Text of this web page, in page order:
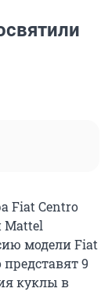
Fiat Centro
Mattel
модели Fiat
9
куклы в